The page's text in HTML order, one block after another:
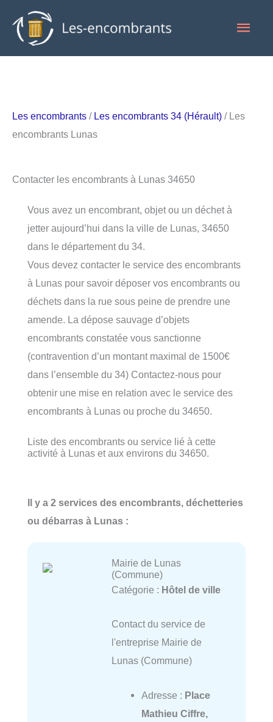
contenu
Les encombrants / Les encombrants 34 (Hérault) / Les
encombrants Lunas
Contacter les encombrants à Lunas 34650
Vous avez un encombrant, objet ou un déchet à
jetter aujourd’hui dans la ville de Lunas, 34650
dans le département du 34.
Vous devez contacter le service des encombrants
à Lunas pour savoir déposer vos encombrants ou
déchets dans la rue sous peine de prendre une
amende. La dépose sauvage d’objets
encombrants constatée vous sanctionne
(contravention d’un montant maximal de 1500€
dans l’ensemble du 34) Contactez-nous pour
obtenir une mise en relation avec le service des
encombrants à Lunas ou proche du 34650.
Liste des encombrants ou service lié à cette
activité à Lunas et aux environs du 34650.
Il y a 2 services des encombrants, déchetteries
ou débarras à Lunas :
Mairie de Lunas
(Commune)
Catégorie : Hôtel de ville
Contact du service de
l'entreprise Mairie de
Lunas (Commune)
Adresse : Place
Mathieu Ciffre,